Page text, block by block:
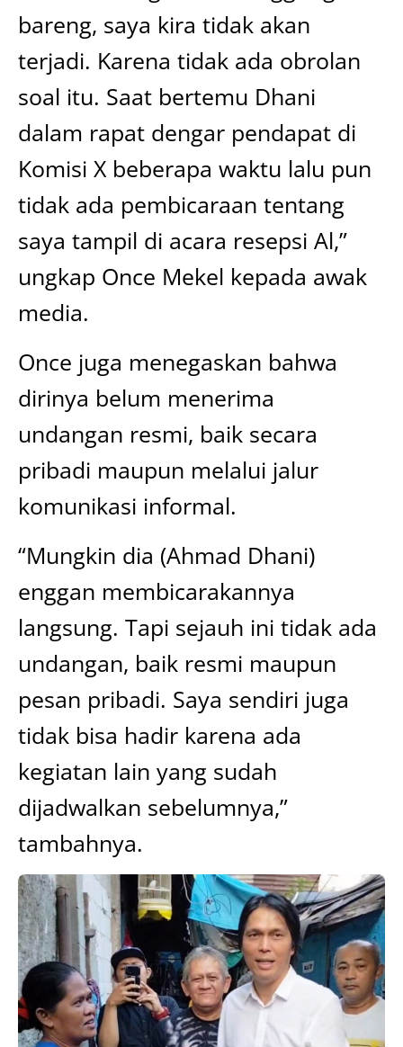
bareng, saya kira tidak akan
terjadi. Karena tidak ada obrolan
soal itu. Saat bertemu Dhani
dalam rapat dengar pendapat di
Komisi X beberapa waktu lalu pun
tidak ada pembicaraan tentang
saya tampil di acara resepsi Al,”
ungkap Once Mekel kepada awak
media.
Once juga menegaskan bahwa
dirinya belum menerima
undangan resmi, baik secara
pribadi maupun melalui jalur
komunikasi informal.
“Mungkin dia (Ahmad Dhani)
enggan membicarakannya
langsung. Tapi sejauh ini tidak ada
undangan, baik resmi maupun
pesan pribadi. Saya sendiri juga
tidak bisa hadir karena ada
kegiatan lain yang sudah
dijadwalkan sebelumnya,”
tambahnya.